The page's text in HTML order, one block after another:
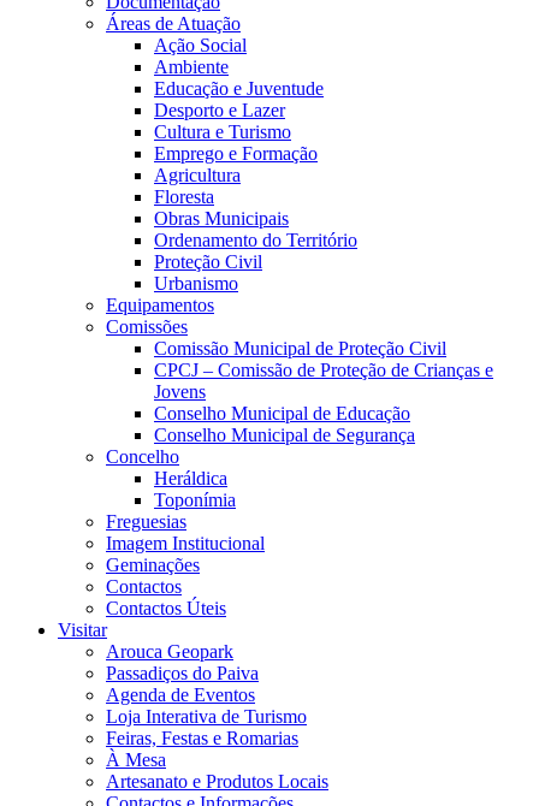
Áreas de Atuação
Ação Social
Ambiente
Educação e Juventude
Desporto e Lazer
Cultura e Turismo
Emprego e Formação
Agricultura
Floresta
Obras Municipais
Ordenamento do Território
Proteção Civil
Urbanismo
Equipamentos
Comissões
Comissão Municipal de Proteção Civil
CPCJ – Comissão de Proteção de Crianças e
Jovens
Conselho Municipal de Educação
Conselho Municipal de Segurança
Concelho
Heráldica
Toponímia
Freguesias
Imagem Institucional
Geminações
Contactos
Contactos Úteis
Visitar
Arouca Geopark
Passadiços do Paiva
Agenda de Eventos
Loja Interativa de Turismo
Feiras, Festas e Romarias
À Mesa
Artesanato e Produtos Locais